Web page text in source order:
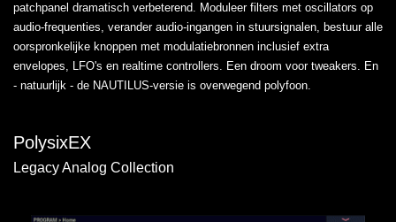
patchpanel dramatisch verbeterend. Moduleer filters met oscillators op
audio-frequenties, verander audio-ingangen in stuursignalen, bestuur alle
oorspronkelijke knoppen met modulatiebronnen inclusief extra
envelopes, LFO's en realtime controllers. Een droom voor tweakers. En
- natuurlijk - de NAUTILUS-versie is overwegend polyfoon.
PolysixEX
Legacy Analog Collection